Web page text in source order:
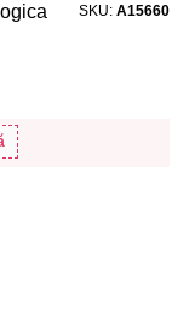
SKU A15660